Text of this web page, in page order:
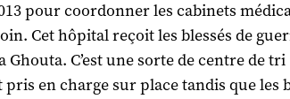
pour coordonner les cabinets
Cet hôpital reçoit les blessés de
C’est une sorte de centre de tri
en charge sur place tandis que les